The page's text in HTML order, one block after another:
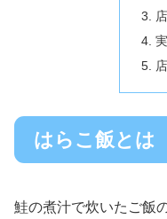
はらこ飯とは
鮭の煮汁で炊いたご飯